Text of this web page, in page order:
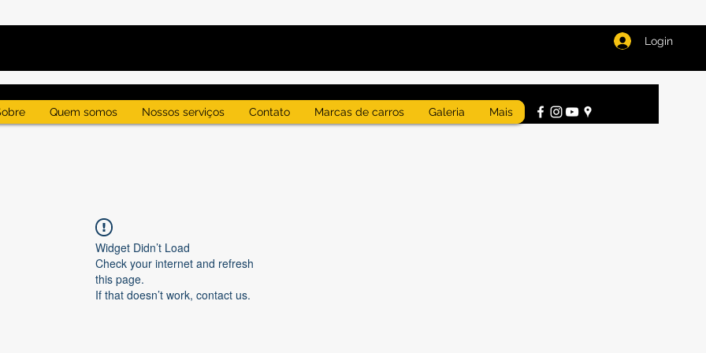
Login
Quem somos Nossos serviços Contato Marcas de carros Galeria Mais
Widget Didn’t Load
Check your internet and refresh
this page.
If that doesn’t work, contact us.